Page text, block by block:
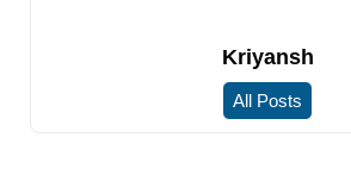
Kriyansh
All Posts